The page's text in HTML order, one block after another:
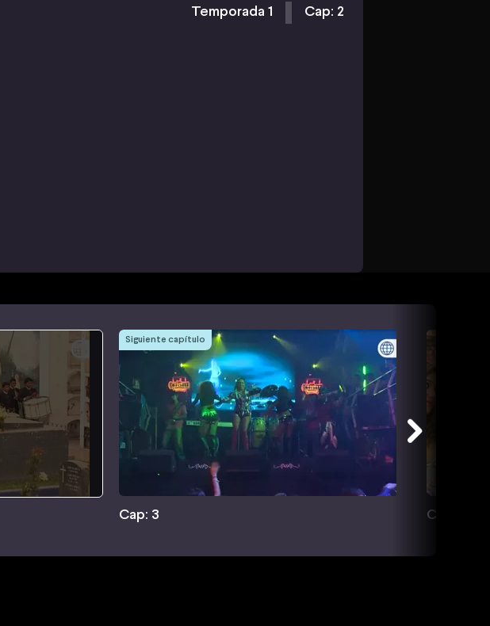
Temporada 1 Cap: 2
Siguiente capítulo
Cap: 3 Cap: 4